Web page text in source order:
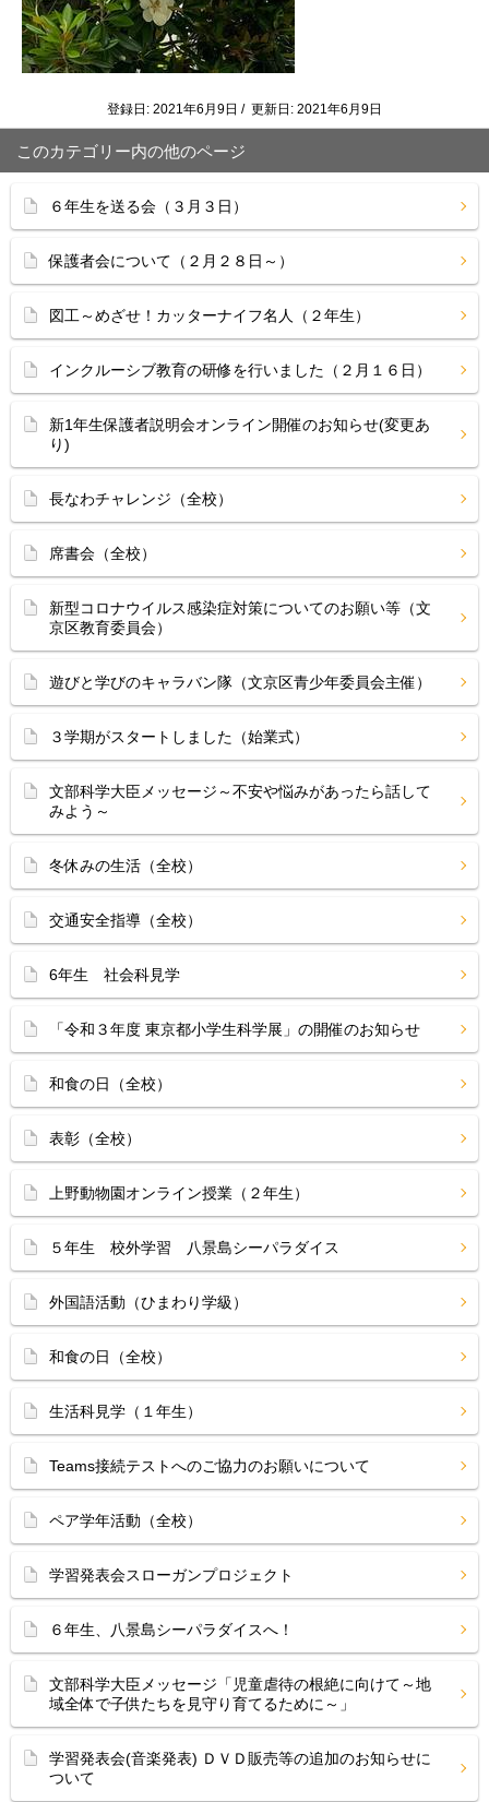
登録日: 2021年6月9日 / 更新日: 2021年6月9日
このカテゴリー内の他のページ
６年生を送る会（３月３日）
保護者会について（２月２８日～）
図工～めざせ！カッターナイフ名人（２年生）
インクルーシブ教育の研修を行いました（２月１６日）
新1年生保護者説明会オンライン開催のお知らせ(変更あ
り)
長なわチャレンジ（全校）
席書会（全校）
新型コロナウイルス感染症対策についてのお願い等（文
京区教育委員会）
遊びと学びのキャラバン隊（文京区青少年委員会主催）
３学期がスタートしました（始業式）
文部科学大臣メッセージ～不安や悩みがあったら話して
みよう～
冬休みの生活（全校）
交通安全指導（全校）
6年生 社会科見学
「令和３年度 東京都小学生科学展」の開催のお知らせ
和食の日（全校）
表彰（全校）
上野動物園オンライン授業（２年生）
５年生 校外学習 八景島シーパラダイス
外国語活動（ひまわり学級）
和食の日（全校）
生活科見学（１年生）
Teams接続テストへのご協力のお願いについて
ペア学年活動（全校）
学習発表会スローガンプロジェクト
６年生、八景島シーパラダイスへ！
文部科学大臣メッセージ「児童虐待の根絶に向けて～地
域全体で子供たちを見守り育てるために～」
学習発表会(音楽発表) ＤＶＤ販売等の追加のお知らせに
ついて